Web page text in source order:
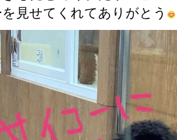
見せてくれてありがとう